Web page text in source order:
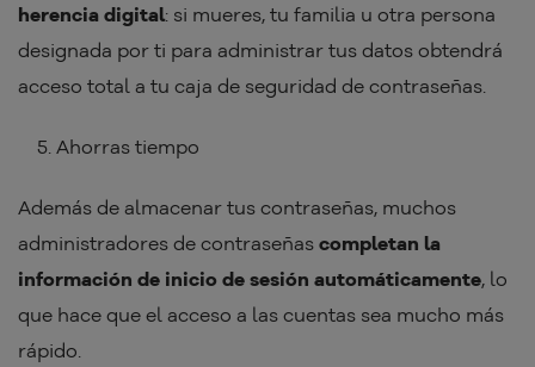
herencia digital: si mueres, tu familia u otra persona
designada por ti para administrar tus datos obtendrá
acceso total a tu caja de seguridad de contraseñas.
Ahorras tiempo
Además de almacenar tus contraseñas, muchos
administradores de contraseñas completan la
información de inicio de sesión automáticamente, lo
que hace que el acceso a las cuentas sea mucho más
rápido.